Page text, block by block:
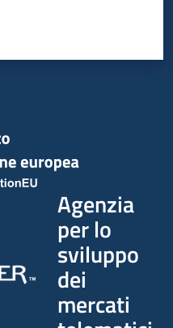
Agenzia
per lo
sviluppo
dei
mercati